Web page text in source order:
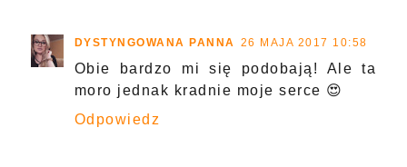
DYSTYNGOWANA PANNA 26 MAJA 2017 10:58
Obie bardzo mi się podobają! Ale ta
moro jednak kradnie moje serce 😍
Odpowiedz